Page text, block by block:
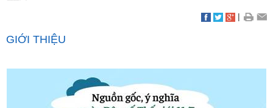
|
GIỚI THIỆU